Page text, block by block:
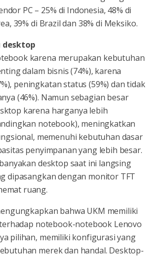
PC – 25% di Indonesia, 48% di
39% di Brazil dan 38% di Meksiko.
karena merupakan kebutuhan
dalam bisnis (74%), karena
peningkatan status (59%) dan tidak
(46%). Namun sebagian besar
karena harganya lebih
notebook), meningkatkan
memenuhi kebutuhan dasar
penyimpanan yang lebih besar.
desktop saat ini langsing
dipasangkan dengan monitor TFT
ruang.
bahwa UKM memiliki
notebook-notebook Lenovo
pilihan, memiliki konfigurasi yang
merek dan handal. Desktop-